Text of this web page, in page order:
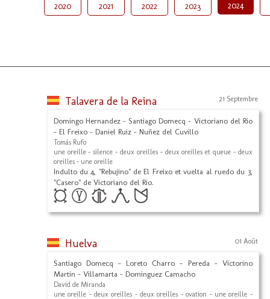
2020 2021 2022 2023 2024
Talavera de la Reina 21 Septembre
Domingo Hernandez - Santiago Domecq - Victoriano del Rio
- El Freixo - Daniel Ruiz - Nuñez del Cuvillo
Tomás Rufo
une oreille - silence - deux oreilles - deux oreilles et queue - deux
oreilles - une oreille
Indulto du 4, "Rebujino" de El Freixo et vuelta al ruedo du 3,
"Casero" de Victoriano del Rio.
Huelva 01 Août
Santiago Domecq - Loreto Charro - Pereda - Victorino
Martin - Villamarta - Dominguez Camacho
David de Miranda
une oreille - deux oreilles - deux oreilles - ovation - une oreille -